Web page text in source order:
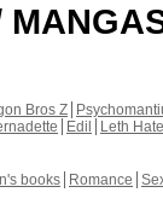
Bros Z
Edil
Leth Hate
books Romance